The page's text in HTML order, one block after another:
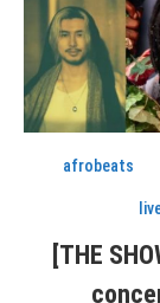
afrobeats
[THE